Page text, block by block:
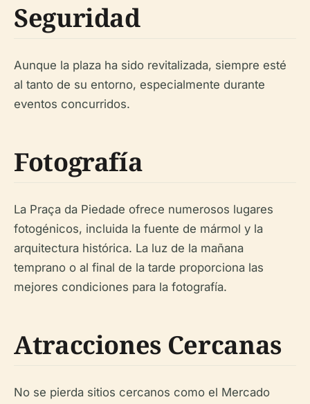
Seguridad
Aunque la plaza ha sido revitalizada, siempre esté
al tanto de su entorno, especialmente durante
eventos concurridos.
Fotografía
La Praça da Piedade ofrece numerosos lugares
fotogénicos, incluida la fuente de mármol y la
arquitectura histórica. La luz de la mañana
temprano o al final de la tarde proporciona las
mejores condiciones para la fotografía.
Atracciones Cercanas
No se pierda sitios cercanos como el Mercado